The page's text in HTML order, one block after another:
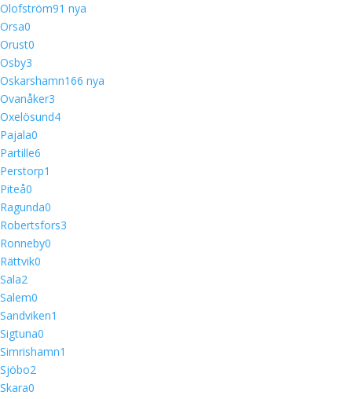
Olofström91 nya
Orsa0
Orust0
Osby3
Oskarshamn166 nya
Ovanåker3
Oxelösund4
Pajala0
Partille6
Perstorp1
Piteå0
Ragunda0
Robertsfors3
Ronneby0
Rättvik0
Sala2
Salem0
Sandviken1
Sigtuna0
Simrishamn1
Sjöbo2
Skara0